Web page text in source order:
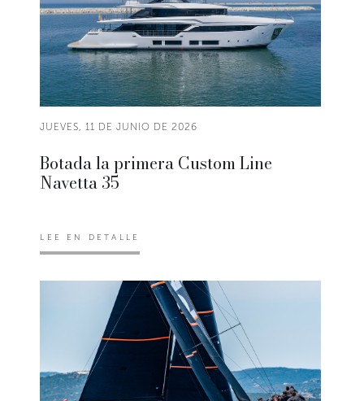
JUEVES, 11 DE JUNIO DE 2026
Botada la primera Custom Line
Navetta 35
LEE EN DETALLE